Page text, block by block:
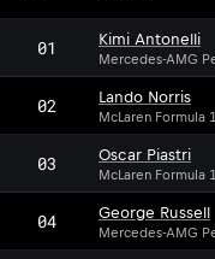
01 Kimi Antonelli
Mercedes-AMG
02 Lando Norris
McLaren Formula
03 Oscar Piastri
McLaren Formula
04 George Russell
Mercedes-AMG